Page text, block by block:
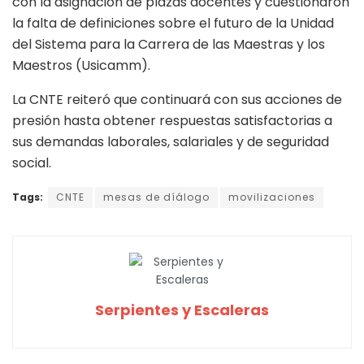
la falta de definiciones sobre el futuro de la Unidad
del Sistema para la Carrera de las Maestras y los
Maestros (Usicamm).
La CNTE reiteró que continuará con sus acciones de
presión hasta obtener respuestas satisfactorias a
sus demandas laborales, salariales y de seguridad
social.
Tags: CNTE mesas de díálogo movilizaciones
Serpientes y Escaleras